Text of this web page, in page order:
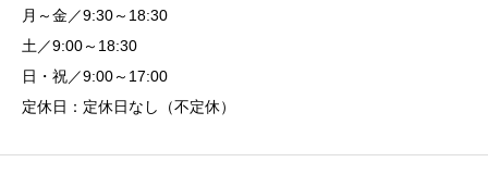
月～金／9:30～18:30
土／9:00～18:30
日・祝／9:00～17:00
定休日：定休日なし（不定休）